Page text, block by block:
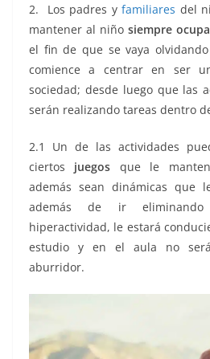
2. Los padres yfamiliares del
mantener al niño siempre
el fin de que se vaya
comience a centrar en ser
sociedad; desde luego que las
serán realizando tareas dentro
2.1 Un de las actividades
ciertos juegos que le
además sean dinámicas que
además de ir
hiperactividad, le estará
estudio y en el aula no
aburridor.